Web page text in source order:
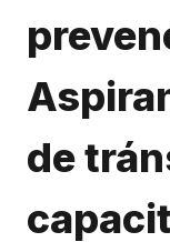
Autoridades
Digesto Municipal
Honorable
de